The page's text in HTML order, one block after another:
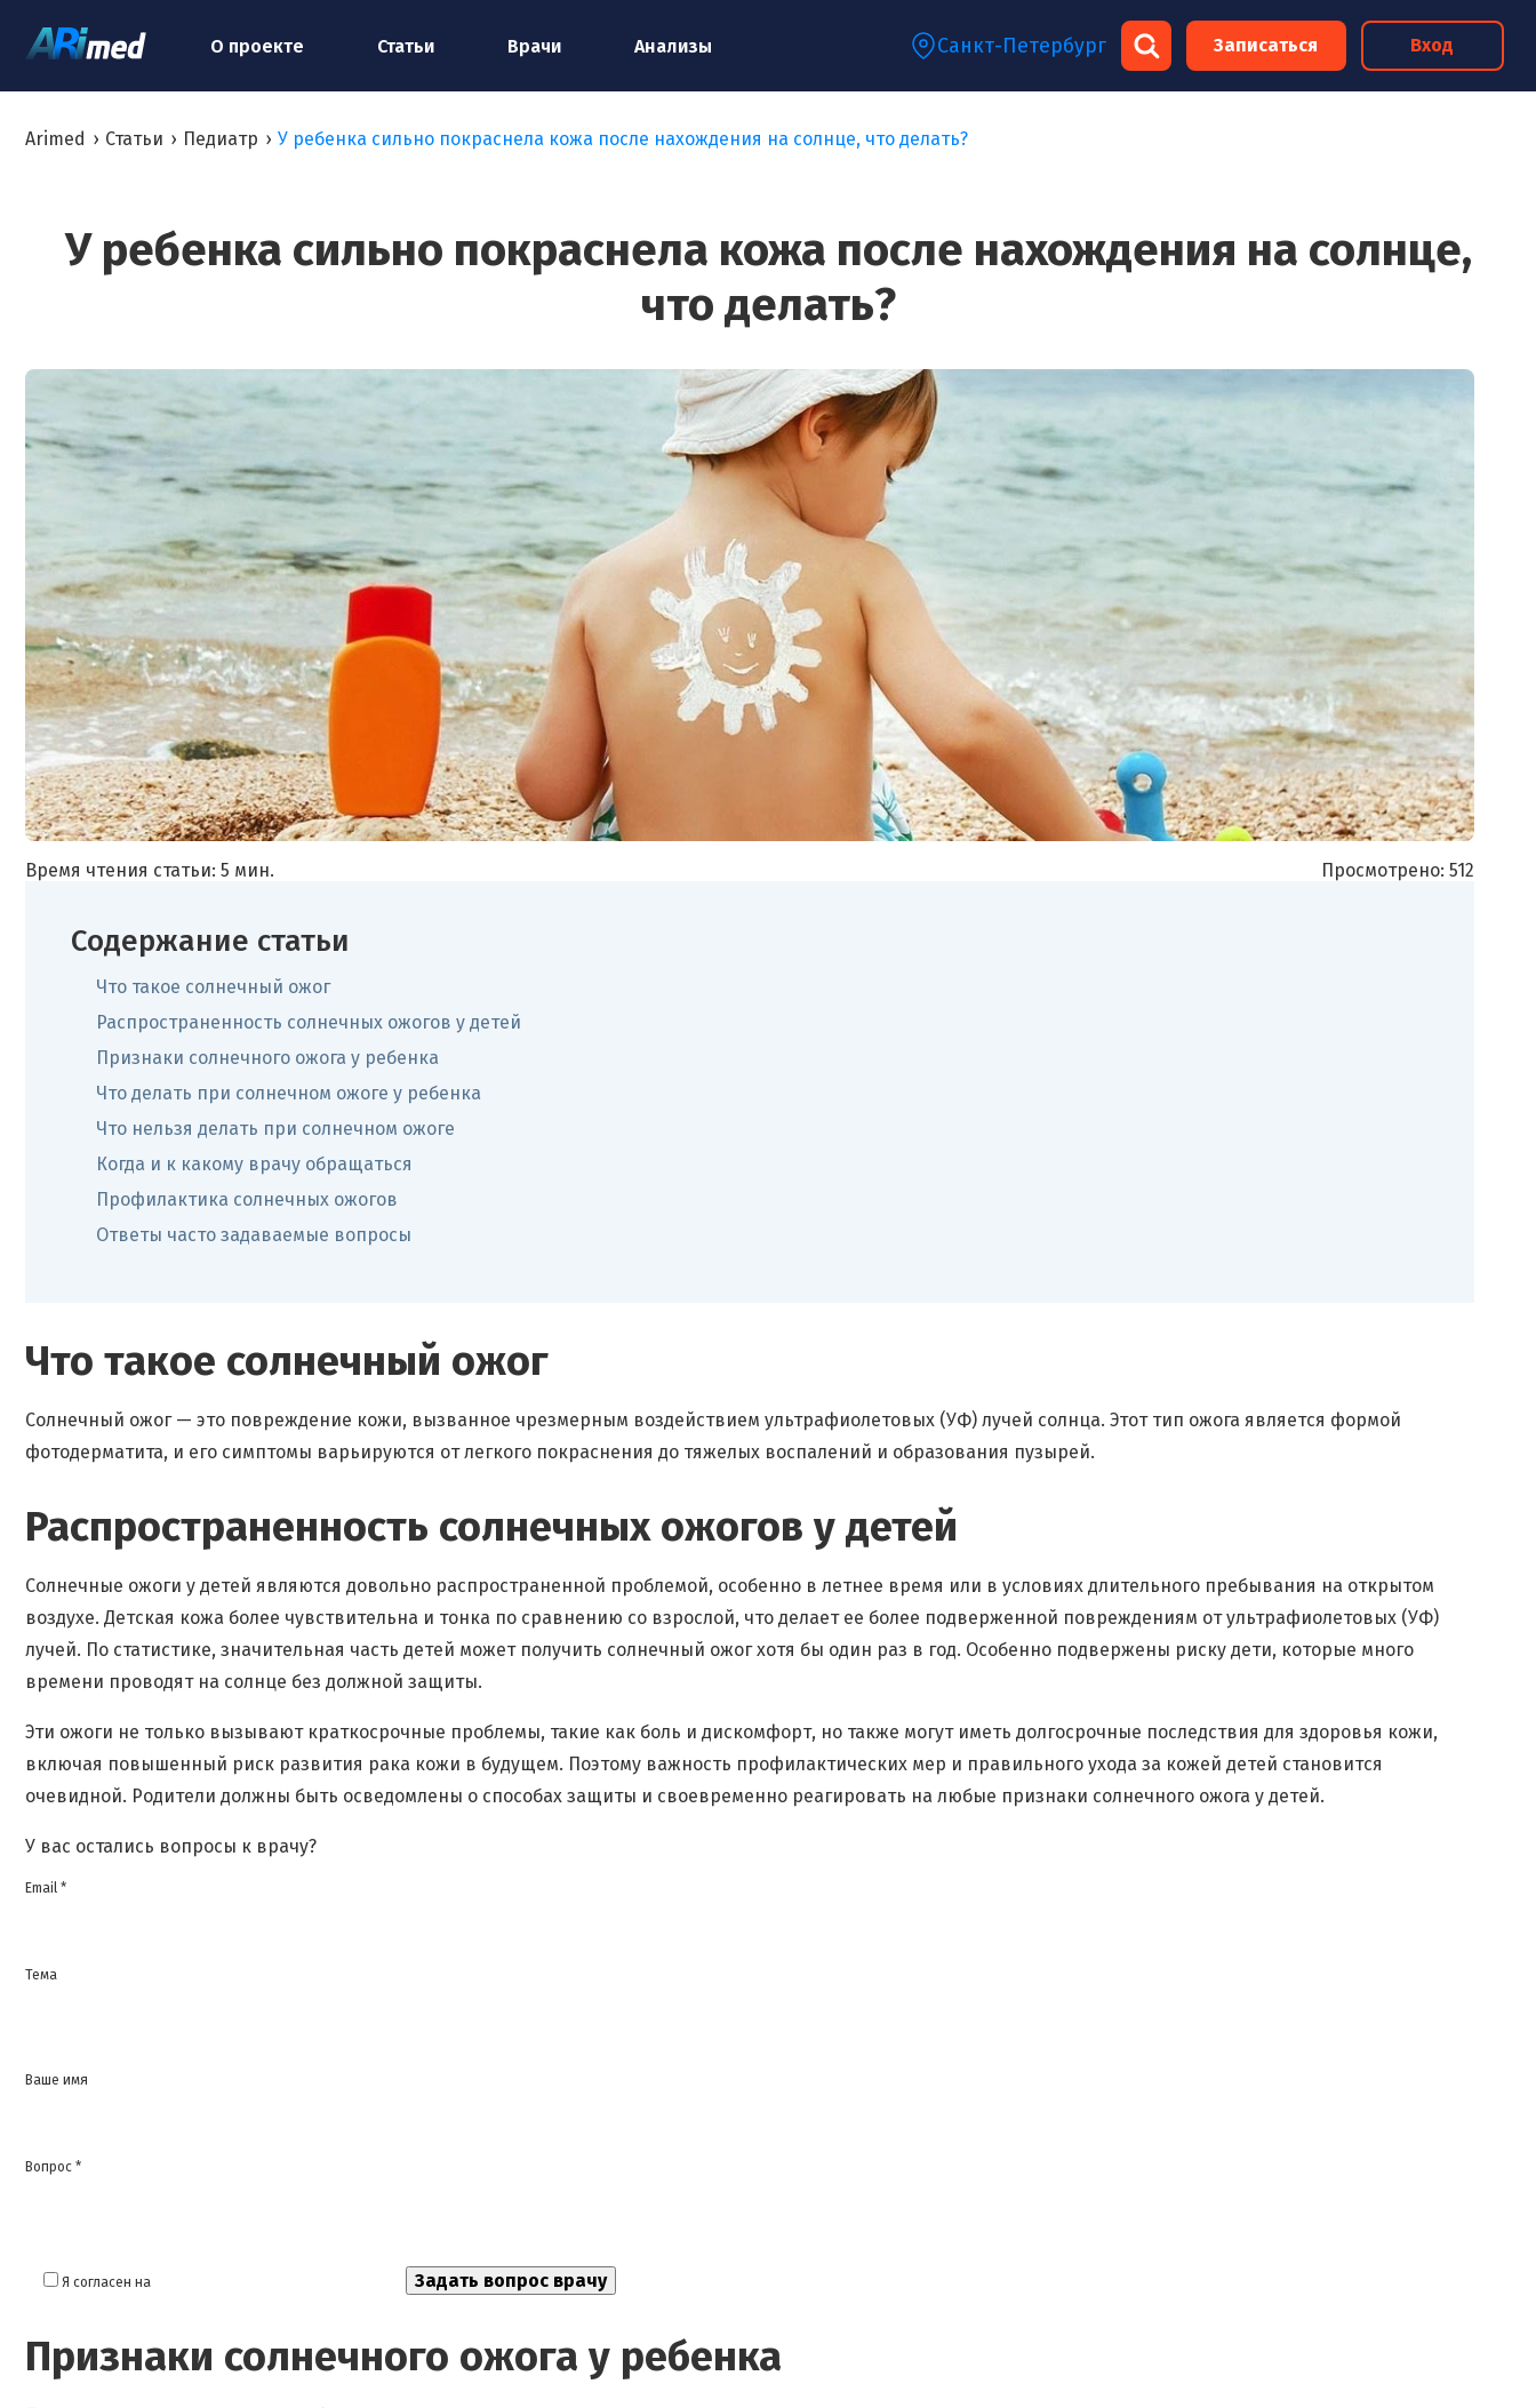
О проекте Статьи Врачи Анализы Санкт-Петербург Записаться Вход
Arimed › Статьи › Педиатр › У ребенка сильно покраснела кожа после нахождения на солнце, что делать?
У ребенка сильно покраснела кожа после нахождения на солнце,
что делать?
Время чтения статьи: 5 мин. Просмотрено: 512
Содержание статьи
Что такое солнечный ожог
Распространенность солнечных ожогов у детей
Признаки солнечного ожога у ребенка
Что делать при солнечном ожоге у ребенка
Что нельзя делать при солнечном ожоге
Когда и к какому врачу обращаться
Профилактика солнечных ожогов
Ответы часто задаваемые вопросы
Что такое солнечный ожог
Солнечный ожог — это повреждение кожи, вызванное чрезмерным воздействием ультрафиолетовых (УФ) лучей солнца. Этот тип ожога является формой
фотодерматита, и его симптомы варьируются от легкого покраснения до тяжелых воспалений и образования пузырей.
Распространенность солнечных ожогов у детей
Солнечные ожоги у детей являются довольно распространенной проблемой, особенно в летнее время или в условиях длительного пребывания на открытом
воздухе. Детская кожа более чувствительна и тонка по сравнению со взрослой, что делает ее более подверженной повреждениям от ультрафиолетовых (УФ)
лучей. По статистике, значительная часть детей может получить солнечный ожог хотя бы один раз в год. Особенно подвержены риску дети, которые много
времени проводят на солнце без должной защиты.
Эти ожоги не только вызывают краткосрочные проблемы, такие как боль и дискомфорт, но также могут иметь долгосрочные последствия для здоровья кожи,
включая повышенный риск развития рака кожи в будущем. Поэтому важность профилактических мер и правильного ухода за кожей детей становится
очевидной. Родители должны быть осведомлены о способах защиты и своевременно реагировать на любые признаки солнечного ожога у детей.
У вас остались вопросы к врачу?
Email *
Тема
Ваше имя
Вопрос *
Я согласен на
Признаки солнечного ожога у ребенка
×
Ваш e-mail:*
Я согласен наобработку моих персональных данных